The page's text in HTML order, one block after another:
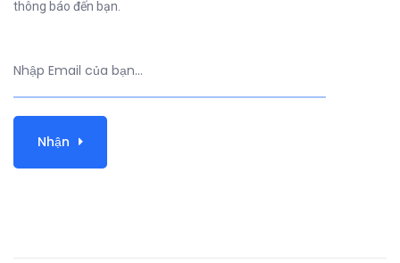
thông báo đến bạn.
Nhận